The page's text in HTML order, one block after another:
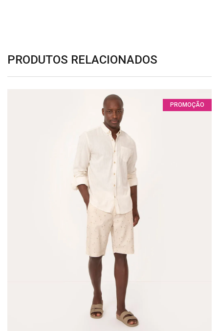
PRODUTOS RELACIONADOS
PROMOÇÃO